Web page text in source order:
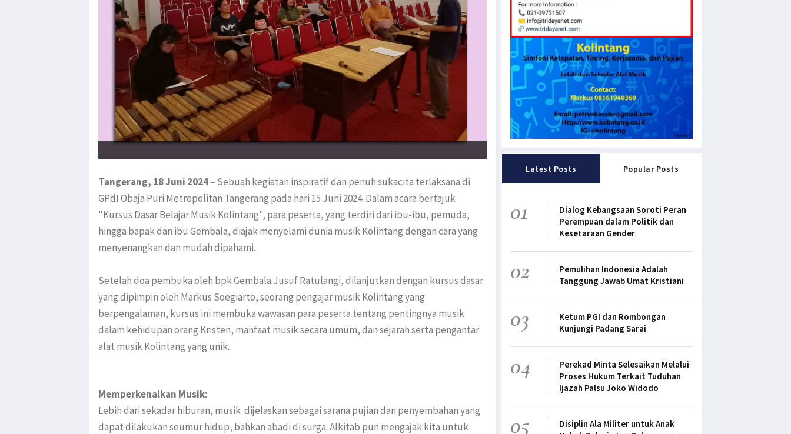
Tangerang, 18 Juni 2024– Sebuah kegiatan inspiratif dan penuh sukacita terlaksana di
GPdI Obaja Puri Metropolitan Tangerang pada hari 15 Juni 2024. Dalam acara bertajuk
"Kursus Dasar Belajar Musik Kolintang", para peserta, yang terdiri dari ibu-ibu, pemuda,
hingga bapak dan ibu Gembala, diajak menyelami dunia musik Kolintang dengan cara yang
menyenangkan dan mudah dipahami.
Setelah doa pembuka oleh bpk Gembala Jusuf Ratulangi, dilanjutkan dengan kursus dasar
yang dipimpin oleh Markus Soegiarto, seorang pengajar musik Kolintang yang
berpengalaman, kursus ini membuka wawasan para peserta tentang pentingnya musik
dalam kehidupan orang Kristen, manfaat musik secara umum, dan sejarah serta pengantar
alat musik Kolintang yang unik.
Memperkenalkan Musik:
Lebih dari sekadar hiburan, musik dijelaskan sebagai sarana pujian dan penyembahan yang
dapat dilakukan seumur hidup, bahkan abadi di surga. Alkitab pun mengajak kita untuk
Latest Posts Popular Posts
01
Dialog Kebangsaan Soroti Peran
Perempuan dalam Politik dan
Kesetaraan Gender
02
Pemulihan Indonesia Adalah
Tanggung Jawab Umat Kristiani
03
Ketum PGI dan Rombongan
Kunjungi Padang Sarai
04
Perekad Minta Selesaikan Melalui
Proses Hukum Terkait Tuduhan
Ijazah Palsu Joko Widodo
05
Disiplin Ala Militer untuk Anak